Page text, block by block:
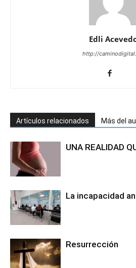
Edli
http://
Artículos relacionados Más del
UNA REALIDAD
La incapacidad
Resurrección